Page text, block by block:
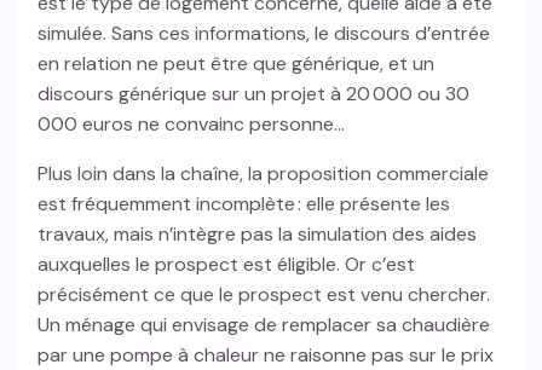
simulée. Sans ces informations, le discours d’entrée
en relation ne peut être que générique, et un
discours générique sur un projet à 20 000 ou 30
000 euros ne convainc personne…
Plus loin dans la chaîne, la proposition commerciale
est fréquemment incomplète : elle présente les
travaux, mais n’intègre pas la simulation des aides
auxquelles le prospect est éligible. Or c’est
précisément ce que le prospect est venu chercher.
Un ménage qui envisage de remplacer sa chaudière
par une pompe à chaleur ne raisonne pas sur le prix